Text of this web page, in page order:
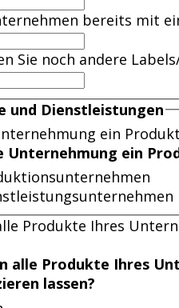
bereits mit
Sie noch andere
und Dienstleistungen
ein
Unternehmung ein
Produkte Ihres
alle Produkte Ihres
lassen?